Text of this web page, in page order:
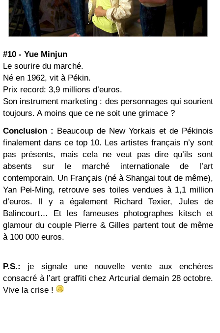
#10 - Yue Minjun
Le sourire du marché.
Né en 1962, vit à Pékin.
Prix record: 3,9 millions d’euros.
Son instrument marketing : des personnages qui sourient
toujours. A moins que ce ne soit une grimace ?
Conclusion : Beaucoup de New Yorkais et de Pékinois
finalement dans ce top 10. Les artistes français n’y sont
pas présents, mais cela ne veut pas dire qu’ils sont
absents sur le marché internationale de l’art
contemporain. Un Français (né à Shangai tout de même),
Yan Pei-Ming, retrouve ses toiles vendues à 1,1 million
d’euros. ll y a également Richard Texier, Jules de
Balincourt… Et les fameuses photographes kitsch et
glamour du couple Pierre & Gilles partent tout de même
à 100 000 euros.
P.S.:
je signale une nouvelle vente aux enchères
consacré à l’art graffiti chez Artcurial demain 28 octobre.
Vive la crise !